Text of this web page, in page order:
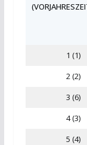
1 (1)
2 (2)
3 (6)
4 (3)
5 (4)